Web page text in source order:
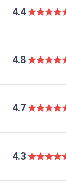
4.4
4.8
4.7
4.3